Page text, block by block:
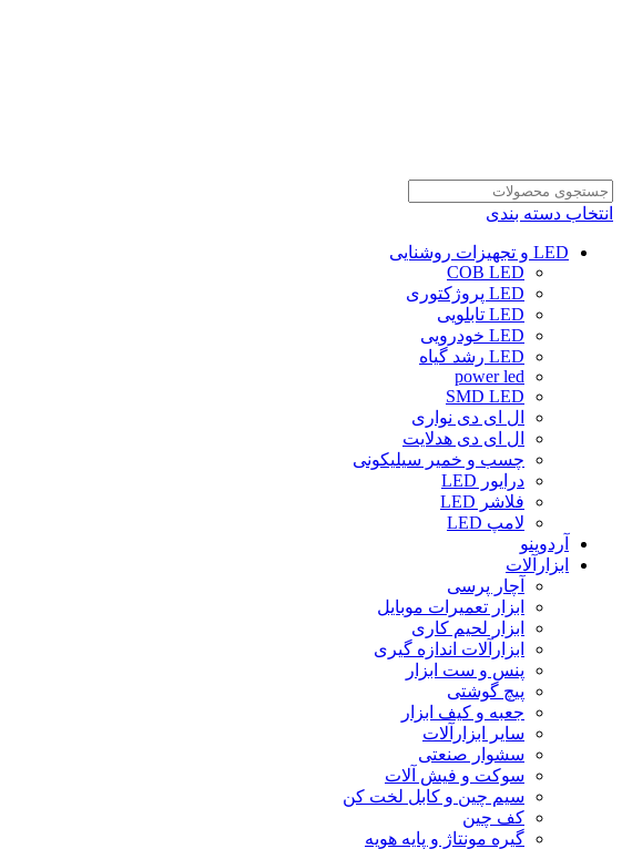
انتخاب دسته بندی
LED و تجهیزات روشنایی
COB LED
LED پروژکتوری
LED تابلویی
LED خودرویی
LED رشد گیاه
power led
SMD LED
ال ای دی نواری
ال ای دی هدلایت
چسب و خمیر سیلیکونی
درایور LED
فلاشر LED
لامپ LED
آردوینو
ابزارآلات
آچار پرسی
ابزار تعمیرات موبایل
ابزار لحیم کاری
ابزارآلات اندازه گیری
پنس و ست ابزار
پیچ گوشتی
جعبه و کیف ابزار
سایر ابزارآلات
سشوار صنعتی
سوکت و فیش آلات
سیم چین و کابل لخت کن
کف چین
گیره مونتاژ و پایه هویه